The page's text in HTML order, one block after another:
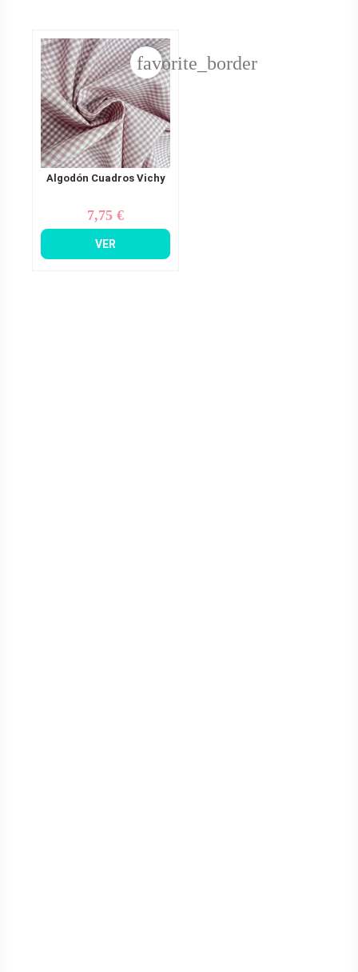
Algodón Cuadros Vichy
Precio
7,75 €
VER
favorite_border